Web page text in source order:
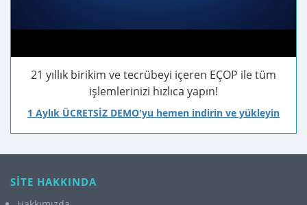
21 yıllık birikim ve tecrübeyi içeren EÇOP ile tüm
işlemlerinizi hızlıca yapın!
1 Aylık ÜCRETSİZ DEMO'yu hemen indirin ve yükleyin
SİTE HAKKINDA